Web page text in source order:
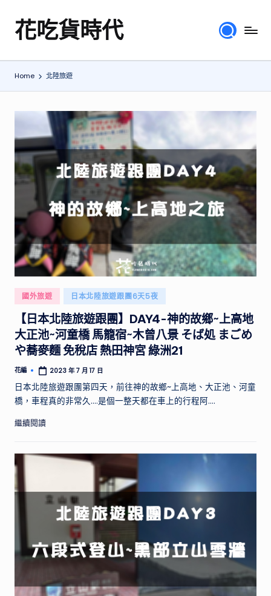
Skip花吃貨時代
分
地
旅
遊
食
行
程、
綜
驗
心
得，
提
供
實
用
行
程
規
劃
和
景
推
帶
你
探
家
Home 北陸旅遊
Posted
in
國外旅遊 日本北陸旅遊跟團6天5夜
【日本北陸旅遊跟團】DAY4-神的故鄉~上高地
大正池~河童橋 馬籠宿~木曾八景 そば処 まごめ
や蕎麥麵 免稅店 熱田神宮 綠洲21
Posted
花編 2023 年 7 月 17 日
日本北陸旅遊跟團第四天，前往神的故鄉~上高地、大正池、河童
橋，車程真的非常久....是個一整天都在車上的行程阿....
繼續閱讀